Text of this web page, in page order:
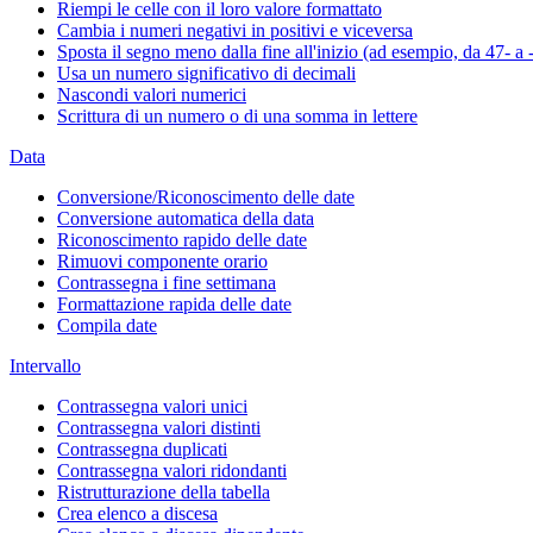
Riempi le celle con il loro valore formattato
Cambia i numeri negativi in positivi e viceversa
Sposta il segno meno dalla fine all'inizio (ad esempio, da 47- a
Usa un numero significativo di decimali
Nascondi valori numerici
Scrittura di un numero o di una somma in lettere
Data
Conversione/Riconoscimento delle date
Conversione automatica della data
Riconoscimento rapido delle date
Rimuovi componente orario
Contrassegna i fine settimana
Formattazione rapida delle date
Compila date
Intervallo
Contrassegna valori unici
Contrassegna valori distinti
Contrassegna duplicati
Contrassegna valori ridondanti
Ristrutturazione della tabella
Crea elenco a discesa